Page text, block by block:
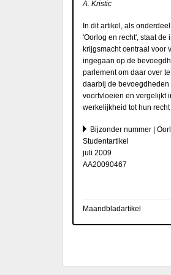
A. Kristic
In dit artikel, als
'Oorlog en recht', staat de
krijgsmacht centraal voor
ingegaan op de
parlement om daar over
daarbij de bevoegdheden
voortvloeien en vergelijkt
werkelijkheid tot hun
Bijzonder nummer |
Studentartikel
juli 2009
AA20090467
Maandbladartikel